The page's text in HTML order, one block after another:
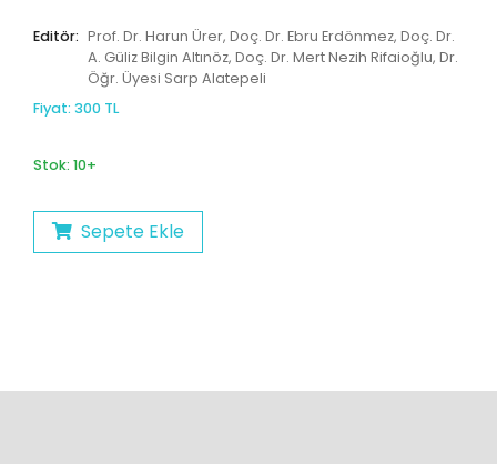
Editör: Prof. Dr. Harun Ürer, Doç. Dr. Ebru Erdönmez, Doç. Dr.
A. Güliz Bilgin Altınöz, Doç. Dr. Mert Nezih Rifaioğlu, Dr.
Öğr. Üyesi Sarp Alatepeli
Fiyat: 300 TL
Stok: 10+
Sepete Ekle